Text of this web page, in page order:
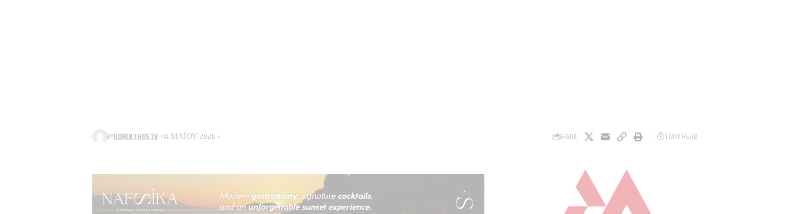
BYKORINTHOSTV 14 ΜΑΪ́ΟΥ 2026 SHARE 1 MIN READ